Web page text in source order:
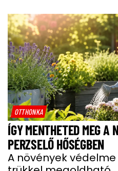
OTTHONKA
ÍGY MENTHETED MEG A
PERZSELŐ HŐSÉGBEN
A növények